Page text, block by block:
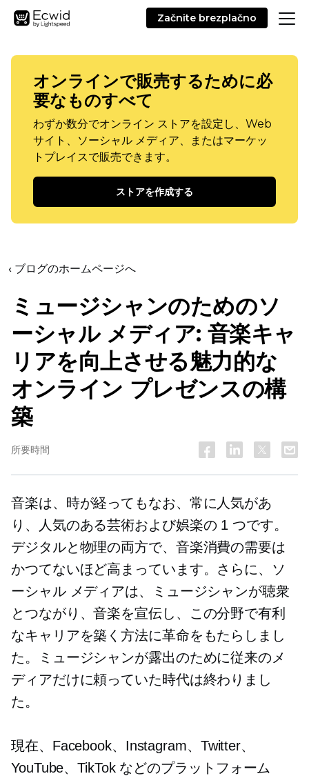
Začnite brezplačno
オンラインで販売するために必
要なものすべて
わずか数分でオンライン ストアを設定し、Web
サイト、ソーシャル メディア、またはマーケッ
トプレイスで販売できます。
ストアを作成する
‹ ブログのホームページへ
ミュージシャンのためのソ
ーシャル メディア: 音楽キャ
リアを向上させる魅力的な
オンライン プレゼンスの構
築
所要時間
音楽は、時が経ってもなお、常に人気があ
り、人気のある芸術および娯楽の 1 つです。
デジタルと物理の両方で、音楽消費の需要は
かつてないほど高まっています。さらに、ソ
ーシャル メディアは、ミュージシャンが聴衆
とつながり、音楽を宣伝し、この分野で有利
なキャリアを築く方法に革命をもたらしまし
た。ミュージシャンが露出のために従来のメ
ディアだけに頼っていた時代は終わりまし
た。
現在、Facebook、Instagram、Twitter、
YouTube、TikTok などのプラットフォーム